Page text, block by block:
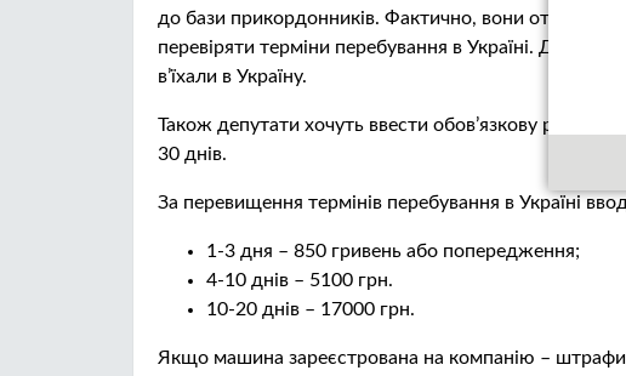
до бази прикордонників. Фактично, вони отримають
перевіряти терміни перебування в Україні. Для
в’їхали в Україну.
Також депутати хочуть ввести обов’язкову
30 днів.
За перевищення термінів перебування в Україні
1-3 дня – 850 гривень або попередження;
4-10 днів – 5100 грн.
10-20 днів – 17000 грн.
Якщо машина зареєстрована на компанію – штрафи